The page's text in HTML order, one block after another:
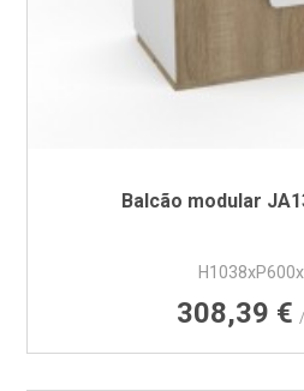
Balcão modular
308,39 €